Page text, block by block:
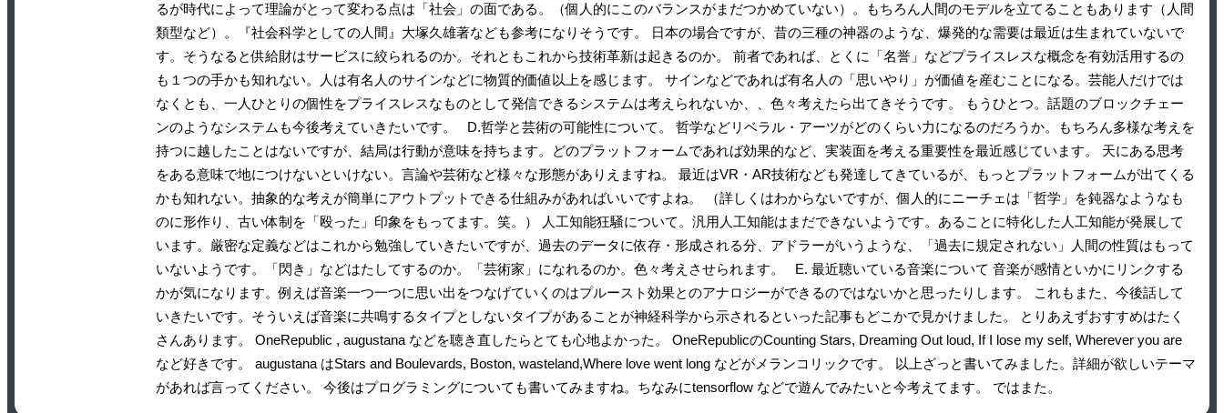
るが時代によって理論がとって変わる点は「社会」の面である。（個人的にこのバランスがまだつかめていない）。もちろん人間のモデルを立てることもあります（人間
類型など）。『社会科学としての人間』大塚久雄著なども参考になりそうです。 日本の場合ですが、昔の三種の神器のような、爆発的な需要は最近は生まれていないで
す。そうなると供給財はサービスに絞られるのか。それともこれから技術革新は起きるのか。 前者であれば、とくに「名誉」などプライスレスな概念を有効活用するの
も１つの手かも知れない。人は有名人のサインなどに物質的価値以上を感じます。 サインなどであれば有名人の「思いやり」が価値を産むことになる。芸能人だけでは
なくとも、一人ひとりの個性をプライスレスなものとして発信できるシステムは考えられないか、、色々考えたら出てきそうです。 もうひとつ。話題のブロックチェー
ンのようなシステムも今後考えていきたいです。 D.哲学と芸術の可能性について。 哲学などリベラル・アーツがどのくらい力になるのだろうか。もちろん多様な考えを
持つに越したことはないですが、結局は行動が意味を持ちます。どのプラットフォームであれば効果的など、実装面を考える重要性を最近感じています。 天にある思考
をある意味で地につけないといけない。言論や芸術など様々な形態がありえますね。 最近はVR・AR技術なども発達してきているが、もっとプラットフォームが出てくる
かも知れない。抽象的な考えが簡単にアウトプットできる仕組みがあればいいですよね。 （詳しくはわからないですが、個人的にニーチェは「哲学」を鈍器なようなも
のに形作り、古い体制を「殴った」印象をもってます。笑。） 人工知能狂騒について。汎用人工知能はまだできないようです。あることに特化した人工知能が発展して
います。厳密な定義などはこれから勉強していきたいですが、過去のデータに依存・形成される分、アドラーがいうような、「過去に規定されない」人間の性質はもって
いないようです。「閃き」などはたしてするのか。「芸術家」になれるのか。色々考えさせられます。 E. 最近聴いている音楽について 音楽が感情といかにリンクする
かが気になります。例えば音楽一つ一つに思い出をつなげていくのはプルースト効果とのアナロジーができるのではないかと思ったりします。 これもまた、今後話して
いきたいです。そういえば音楽に共鳴するタイプとしないタイプがあることが神経科学から示されるといった記事もどこかで見かけました。 とりあえずおすすめはたく
さんあります。 OneRepublic , augustana などを聴き直したらとても心地よかった。 OneRepublicのCounting Stars, Dreaming Out loud, If I lose my self, Wherever you are
など好きです。 augustana はStars and Boulevards, Boston, wasteland,Where love went long などがメランコリックです。 以上ざっと書いてみました。詳細が欲しいテーマ
があれば言ってください。 今後はプログラミングについても書いてみますね。ちなみにtensorflow などで遊んでみたいと今考えてます。 ではまた。